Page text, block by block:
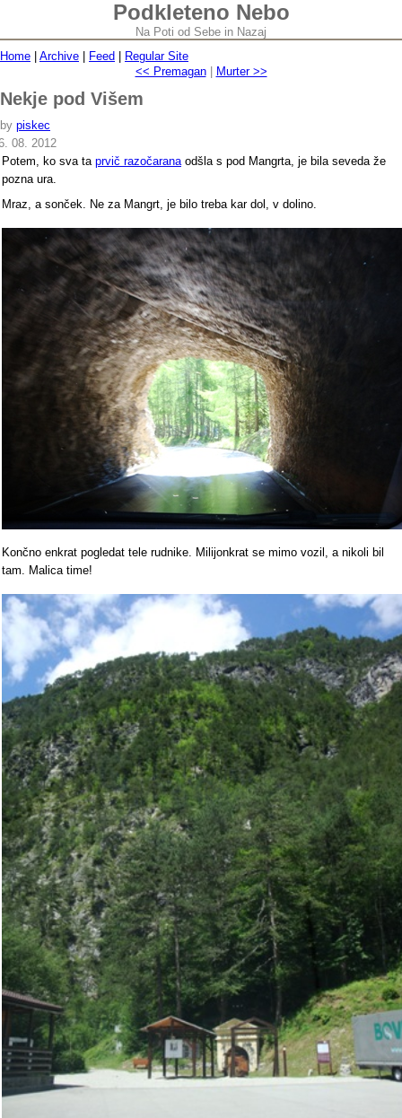
Podkleteno Nebo
Na Poti od Sebe in Nazaj
Home
Archive Feed
Regular Site
<< Premagan| Murter >>
Nekje pod Višem
by piskec
08. 2012
Potem, ko sva ta prvič razočaranaodšla s pod Mangrta, je bila seveda že
pozna ura.
Mraz, a sonček. Ne za Mangrt, je bilo treba kar dol, v dolino.
Končno enkrat pogledat tele rudnike. Milijonkrat se mimo vozil, a nikoli bil
tam. Malica time!